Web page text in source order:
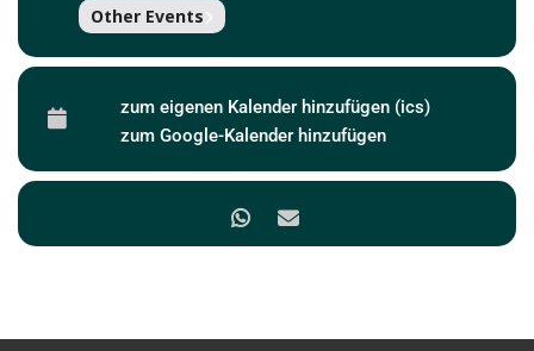
Other Events
zum eigenen Kalender hinzufügen (ics)
zum Google-Kalender hinzufügen